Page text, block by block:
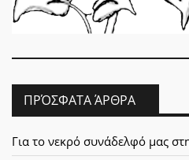
ΠΡΌΣΦΑΤΑ ΆΡΘΡΑ
Για το νεκρό συνάδελφό μας